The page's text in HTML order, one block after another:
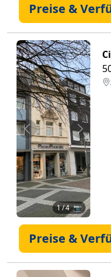
Preise &
Zurück Weiter
1/ 4 📷
Preise &